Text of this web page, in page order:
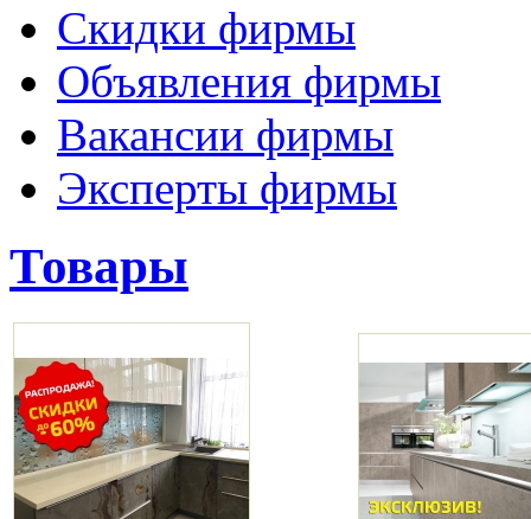
Скидки фирмы
Объявления фирмы
Вакансии фирмы
Эксперты фирмы
Товары